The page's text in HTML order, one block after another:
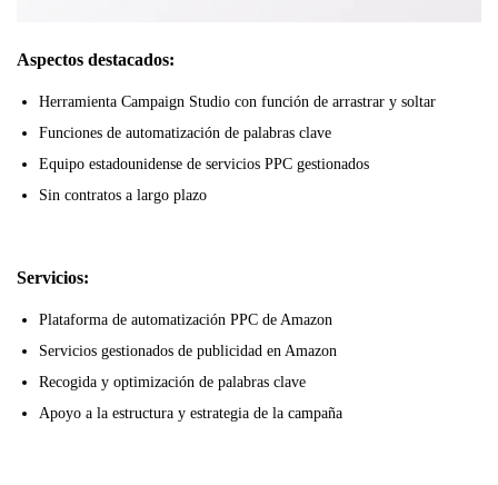
Aspectos destacados:
Herramienta Campaign Studio con función de arrastrar y soltar
Funciones de automatización de palabras clave
Equipo estadounidense de servicios PPC gestionados
Sin contratos a largo plazo
Servicios:
Plataforma de automatización PPC de Amazon
Servicios gestionados de publicidad en Amazon
Recogida y optimización de palabras clave
Apoyo a la estructura y estrategia de la campaña